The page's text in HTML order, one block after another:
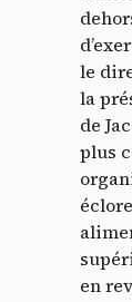
le
la
de
plus
en